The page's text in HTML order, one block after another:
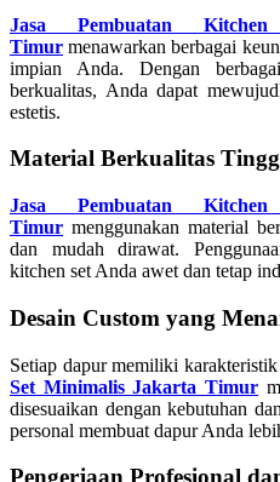
Jasa Pembuatan
Timur menawarkan berbagai
impian Anda. Dengan
berkualitas, Anda dapat
estetis.
Material Berkualitas
Jasa Pembuatan
Timur menggunakan material
dan mudah dirawat.
kitchen set Anda awet dan tetap
Desain Custom yang
Setiap dapur memiliki
Set Minimalis Jakarta Timur
disesuaikan dengan kebutuhan
personal membuat dapur Anda